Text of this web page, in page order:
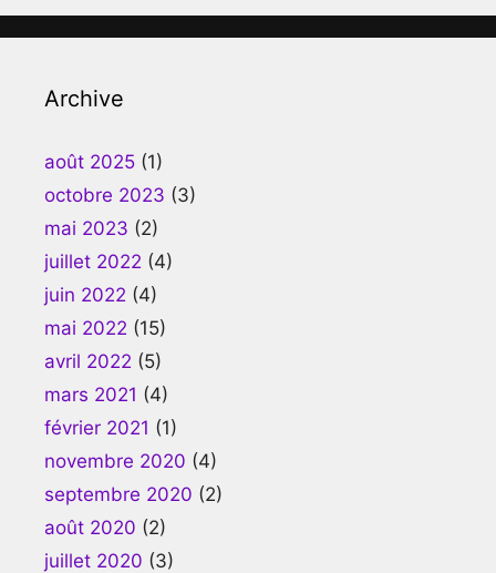
Archive
août 2025 (1)
octobre 2023 (3)
mai 2023 (2)
juillet 2022 (4)
juin 2022 (4)
mai 2022 (15)
avril 2022 (5)
mars 2021 (4)
février 2021 (1)
novembre 2020 (4)
septembre 2020 (2)
août 2020 (2)
juillet 2020 (3)